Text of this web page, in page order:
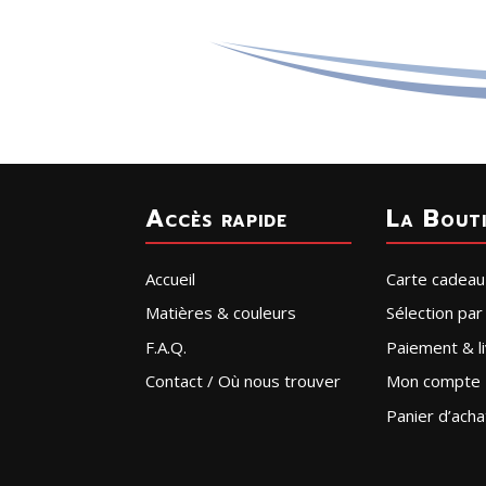
Accès rapide
Accueil
Matières & couleurs
F.A.Q.
Contact / Où nous trouver
La
Carte cadeau
Sélection
Paiement &
Mon compte
Panier